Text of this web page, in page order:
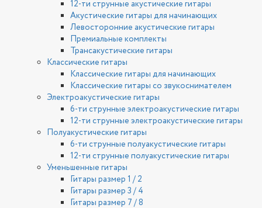
12-ти струнные акустические гитары
Акустические гитары для начинающих
Левосторонние акустические гитары
Премиальные комплекты
Трансакустические гитары
Классические гитары
Классические гитары для начинающих
Классические гитары со звукоснимателем
Электроакустические гитары
6-ти струнные электроакустические гитары
12-ти струнные электроакустические гитары
Полуакустические гитары
6-ти струнные полуакустические гитары
12-ти струнные полуакустические гитары
Уменьшенные гитары
Гитары размер 1 / 2
Гитары размер 3 / 4
Гитары размер 7 / 8